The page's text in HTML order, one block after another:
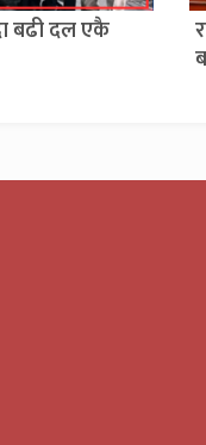
बढी दल एकै